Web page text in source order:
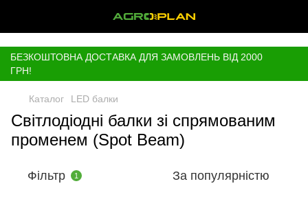
БЕЗКОШТОВНА ДОСТАВКА ДЛЯ ЗАМОВЛЕНЬ ВІД 2000
ГРН!
Каталог LED балки
Світлодіодні балки зі спрямованим
променем (Spot Beam)
Фільтр 1 За популярністю